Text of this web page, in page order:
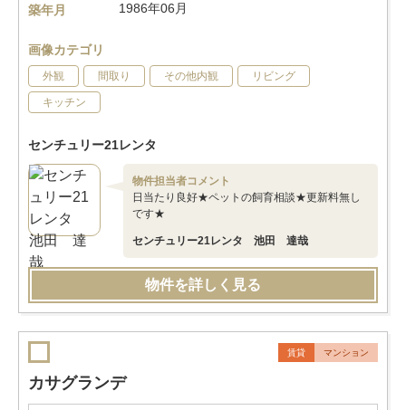
築年月
1986年06月
画像カテゴリ
外観 間取り その他内観 リビング
キッチン
センチュリー21レンタ
物件担当者コメント
日当たり良好★ペットの飼育相談★更新料無し
です★
センチュリー21レンタ 池田 達哉
物件を詳しく見る
賃貸 マンション
カサグランデ